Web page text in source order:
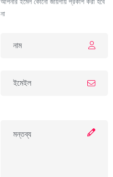
আপনার ইমেল কোনো জায়গায় প্রকাশ করা হবে
না